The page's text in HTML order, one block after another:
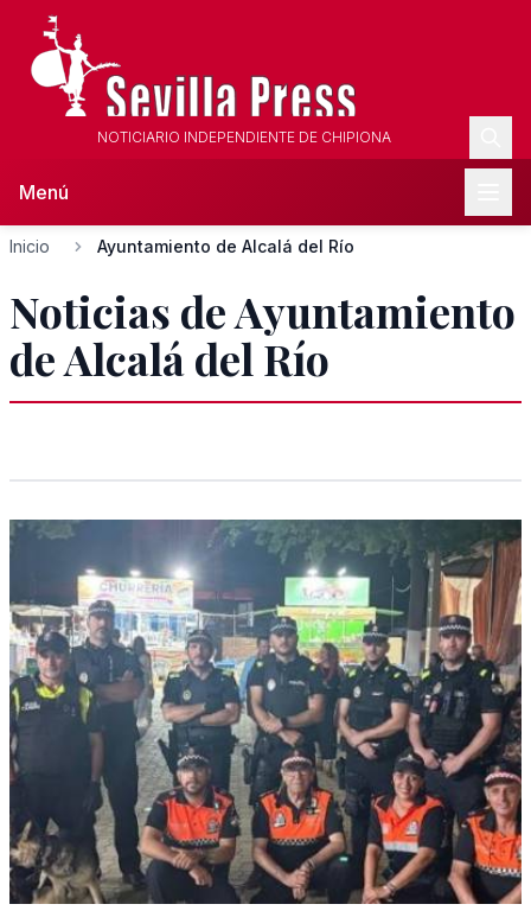
NOTICIARIO INDEPENDIENTE DE CHIPIONA
Menú
Inicio Ayuntamiento de Alcalá del Río
Noticias de Ayuntamiento
de Alcalá del Río